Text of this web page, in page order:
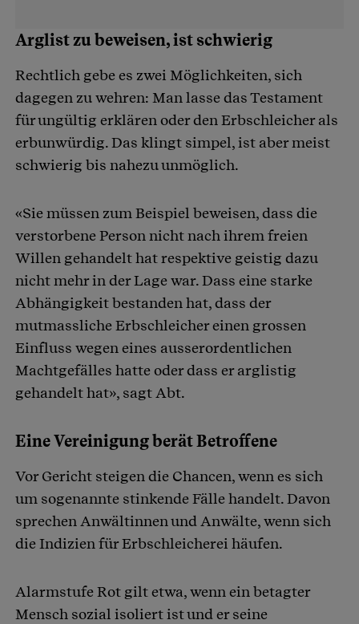
Arglist zu beweisen, ist schwierig
Rechtlich gebe es zwei Möglichkeiten, sich
dagegen zu wehren: Man lasse das Testament
für ungültig erklären oder den Erbschleicher als
erbunwürdig. Das klingt simpel, ist aber meist
schwierig bis nahezu unmöglich.
«Sie müssen zum Beispiel beweisen, dass die
verstorbene Person nicht nach ihrem freien
Willen gehandelt hat respektive geistig dazu
nicht mehr in der Lage war. Dass eine starke
Abhängigkeit bestanden hat, dass der
mutmassliche Erbschleicher einen grossen
Einfluss wegen eines ausserordentlichen
Machtgefälles hatte oder dass er arglistig
gehandelt hat», sagt Abt.
Eine Vereinigung berät Betroffene
Vor Gericht steigen die Chancen, wenn es sich
um sogenannte stinkende Fälle handelt. Davon
sprechen Anwältinnen und Anwälte, wenn sich
die Indizien für Erbschleicherei häufen.
Alarmstufe Rot gilt etwa, wenn ein betagter
Mensch sozial isoliert ist und er seine